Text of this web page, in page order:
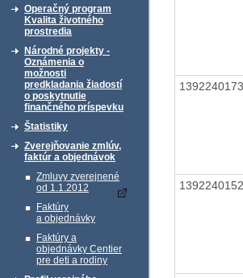
Operačný program
Kvalita životného
prostredia
Národné projekty -
Oznámenia o
možnosti
predkladania žiadostí
o poskytnutie
finančného príspevku
Štatistiky
Zverejňovanie zmlúv,
faktúr a objednávok
Zmluvy zverejnené
od 1.1.2012
Faktúry
a objednávky
Faktúry a
objednávky Centier
pre deti a rodiny
1392240173
1392240152